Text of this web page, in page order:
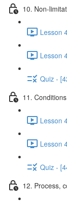
10. Non-
Lesson
Lesson
Quiz -
11.
Lesson
Lesson
Quiz -
12. Process,